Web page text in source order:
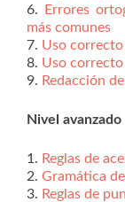
6.
Errores
más comunes
7. Uso
8. Uso
9. Redacción
Nivel avanzado
1. Reglas de
2. Gramática
3. Reglas de